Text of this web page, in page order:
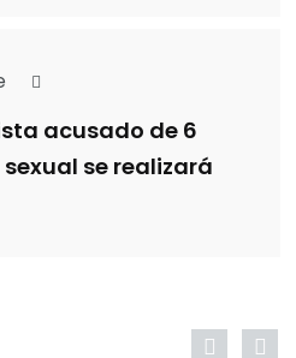
acusado de 6
se realizará